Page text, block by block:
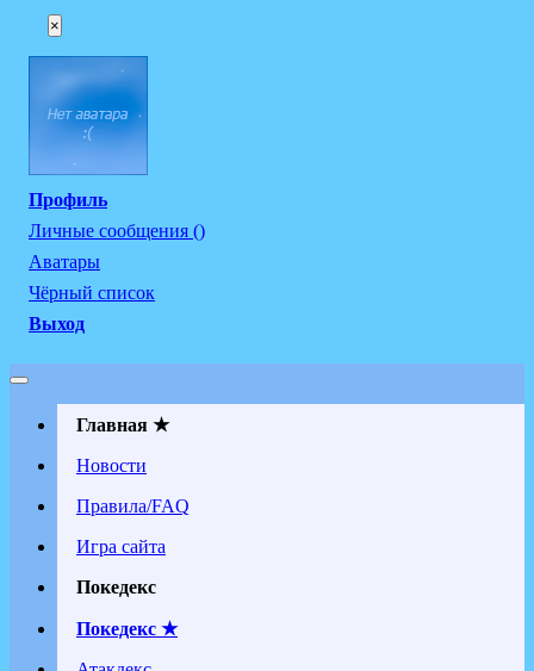
×
Профиль
Личные сообщения ()
Аватары
Чёрный список
Выход
Главная ★
Новости
Правила/FAQ
Игра сайта
Покедекс
Покедекс ★